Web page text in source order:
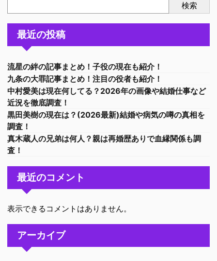
検索
最近の投稿
流星の絆の記事まとめ！子役の現在も紹介！
九条の大罪記事まとめ！注目の役者も紹介！
中村愛美は現在何してる？2026年の画像や結婚仕事など
近況を徹底調査！
黒田美樹の現在は？(2026最新)結婚や病気の噂の真相を
調査！
真木蔵人の兄弟は何人？親は再婚歴ありで血縁関係も調
査！
最近のコメント
表示できるコメントはありません。
アーカイブ